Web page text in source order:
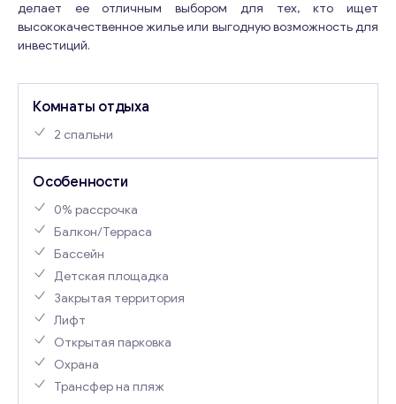
делает ее отличным выбором для тех, кто ищет
высококачественное жилье или выгодную возможность для
инвестиций.
Комнаты отдыха
2 спальни
Особенности
0% рассрочка
Балкон/Терраса
Бассейн
Детская площадка
Закрытая территория
Лифт
Открытая парковка
Охрана
Трансфер на пляж